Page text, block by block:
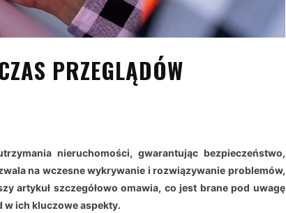
PRZEGLĄDÓW
nieruchomości, gwarantując bezpieczeństwo,
na wczesne wykrywanie i rozwiązywanie problemów,
artykuł szczegółowo omawia, co jest brane pod uwagę
ich kluczowe aspekty.